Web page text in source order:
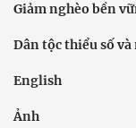
Giảm nghèo bền
Dân tộc thiểu số
English
Ảnh